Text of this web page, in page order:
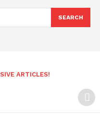
SEARCH
ARTICLES!